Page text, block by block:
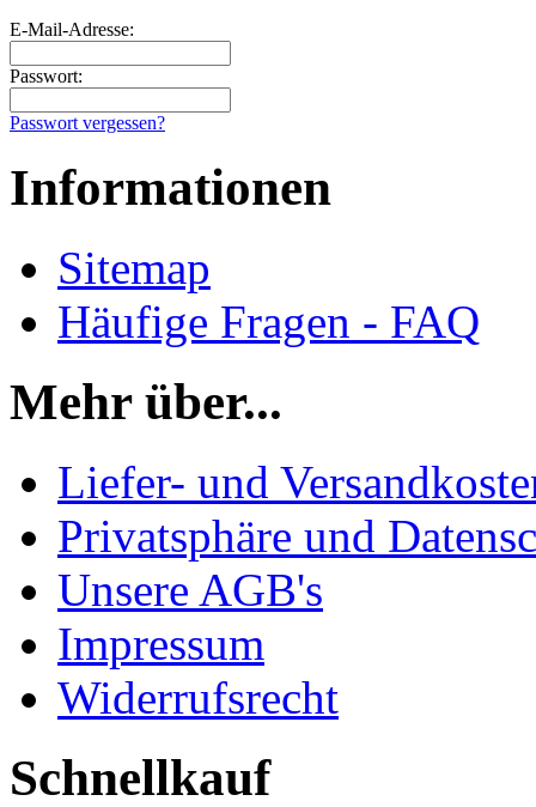
E-Mail-Adresse:
Passwort:
Passwort vergessen?
Informationen
Sitemap
Häufige Fragen - FAQ
Mehr über...
Liefer- und
Privatsphäre und
Unsere AGB's
Impressum
Widerrufsrecht
Schnellkauf